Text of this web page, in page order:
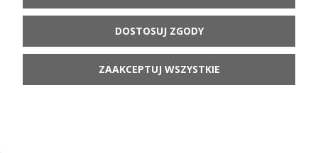
POWIADOM O
DOSTĘPNOŚCI
DOSTOSUJ ZGODY
ZAAKCEPTUJ WSZYSTKIE